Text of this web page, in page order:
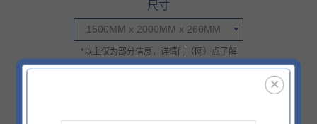
尺寸
1500MM x 2000MM x 260MM
*以上仅为部分信息，详情门（网）点了解